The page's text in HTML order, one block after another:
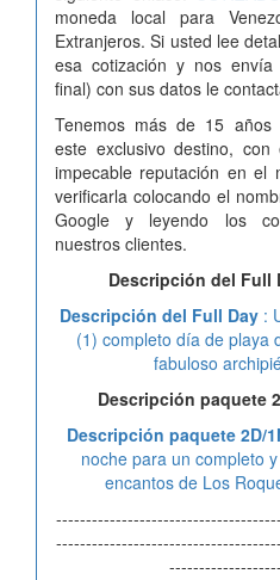
moneda local para
Extranjeros. Si usted lee
esa cotización y nos
final) con sus datos le
Tenemos más de 15 años
este exclusivo destino,
impecable reputación en el
verificarla colocando el
Google y leyendo los
nuestros clientes.
Descripción del Full
Descripción del Full Day :
(1) completo día de playa
fabuloso
Descripción paquete
Descripción paquete 2D/
noche para un completo
encantos de Los